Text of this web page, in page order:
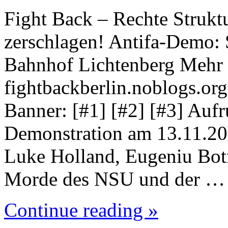
Fight Back – Rechte
zerschlagen! Antifa-
Bahnhof Lichtenberg
Banner: [#1] [#2] [#3]
Demonstration am
Luke Holland, Eugeniu
Morde des NSU und der …
Continue reading »